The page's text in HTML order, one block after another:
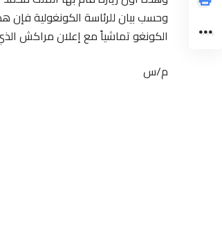
وحسب بيان للرئاسة الكونغولية
الكونغو تماشياً مع إعلان مراكش
م/س